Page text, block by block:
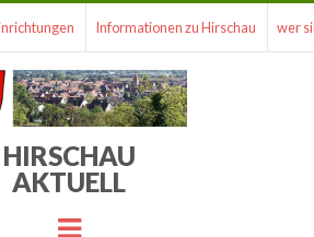
Informationen zu Hirschau wer
HIRSCHAU
AKTUELL
Menu